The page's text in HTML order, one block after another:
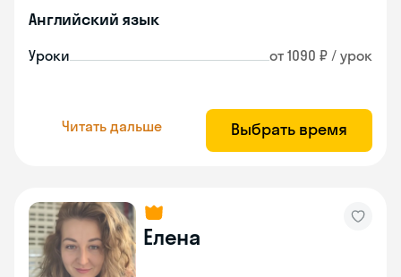
Английский язык
Уроки от 1090 ₽ / урок
Читать дальше Выбрать время
Елена